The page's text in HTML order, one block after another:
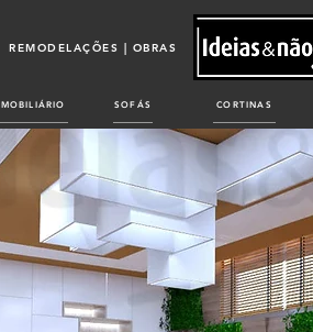
REMODELAÇÕES | OBRAS
MOBILIÁRIO SOFÁS CORTINAS